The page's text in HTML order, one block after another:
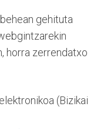
gehituta
horra zerrendatxo
(Bizikai